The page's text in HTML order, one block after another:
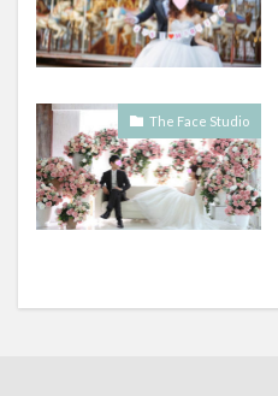
The Face Studio